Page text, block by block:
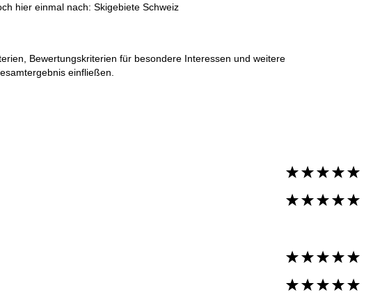
hier einmal nach: Skigebiete Schweiz
Bewertungskriterien für besondere Interessen und weitere
einfließen.